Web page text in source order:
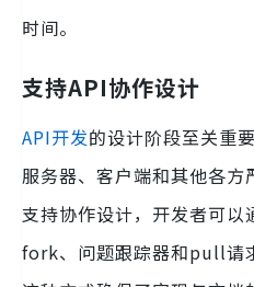
时间。
支持API协作设计
API开发的设计阶段至关重
服务器、客户端和其他各
支持协作设计，开发者可
fork、问题跟踪器和pull请